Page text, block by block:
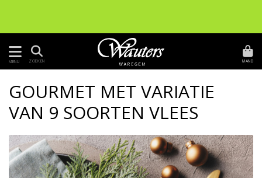
MENU ZOEKEN MAND
GOURMET MET VARIATIE
VAN 9 SOORTEN VLEES